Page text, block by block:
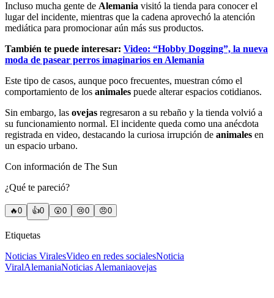
Incluso mucha gente de Alemania visitó la tienda para conocer el
lugar del incidente, mientras que la cadena aprovechó la atención
mediática para promocionar aún más sus productos.
También te puede interesar: Video: “Hobby Dogging”, la nueva
moda de pasear perros imaginarios en Alemania
Este tipo de casos, aunque poco frecuentes, muestran cómo el
comportamiento de los animales puede alterar espacios cotidianos.
Sin embargo, las ovejas regresaron a su rebaño y la tienda volvió a
su funcionamiento normal. El incidente queda como una anécdota
registrada en video, destacando la curiosa irrupción de animales en
un espacio urbano.
Con información de The Sun
¿Qué te pareció?
🔥0 👍0 😲0 😢0 😠0
Etiquetas
Noticias ViralesVideo en redes socialesNoticia
ViralAlemaniaNoticias Alemaniaovejas